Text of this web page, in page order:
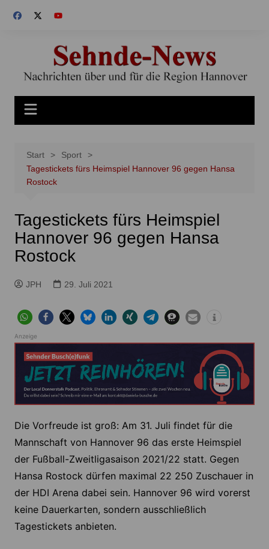
Inhalt
Start
Sport
Tagestickets fürs Heimspiel Hannover 96 gegen Hansa
Rostock
Tagestickets fürs Heimspiel
Hannover 96 gegen Hansa
Rostock
JPH 29. Juli 2021
Anzeige
Die Vorfreude ist groß: Am 31. Juli findet für die
Mannschaft von Hannover 96 das erste Heimspiel
der Fußball-Zweitligasaison 2021/22 statt. Gegen
Hansa Rostock dürfen maximal 22 250 Zuschauer in
der HDI Arena dabei sein. Hannover 96 wird vorerst
keine Dauerkarten, sondern ausschließlich
Tagestickets anbieten.